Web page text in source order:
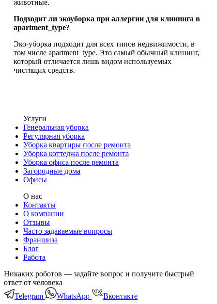
животные.
Подходит ли экоуборка при аллергии для клининга в
apartment_type?
Эко-уборка подходит для всех типов недвижимости, в
том числе apartment_type. Это самый обычный клининг,
который отличается лишь видом используемых
чистящих средств.
Услуги
Генеральная уборка
Регулярная уборка
Уборка квартиры после ремонта
Уборка коттеджа после ремонта
Уборка офиса после ремонта
Загородные дома
Офисы
О нас
Контакты
О компании
Отзывы
Часто задаваемые вопросы
Франшиза
Блог
Работа
Никаких роботов — задайте вопрос и получите быстрый
ответ от человека
Telegram
WhatsApp Вконтакте